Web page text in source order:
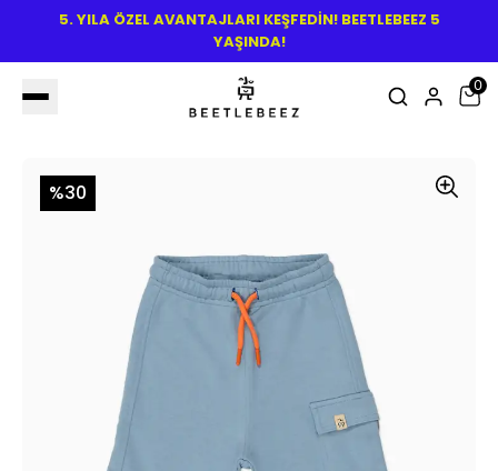
5. YILA ÖZEL AVANTAJLARI KEŞFEDİN! BEETLEBEEZ 5
YAŞINDA!
0
%30